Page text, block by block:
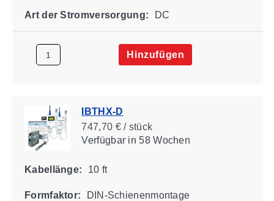
Art der Stromversorgung: DC
Hinzufügen
IBTHX-D
747,70 € / stück
Verfügbarin 58 Wochen
Kabellänge: 10 ft
Formfaktor: DIN-Schienenmontage